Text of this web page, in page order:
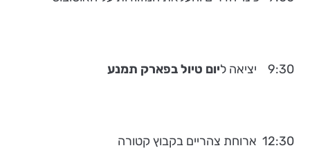
9:30 יציאה ל יום טיול בפארק תמנע
12:30 ארוחת צהריים בקבוץ קטורה